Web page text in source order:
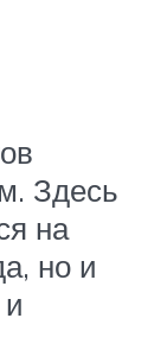
Здесь
на
но и